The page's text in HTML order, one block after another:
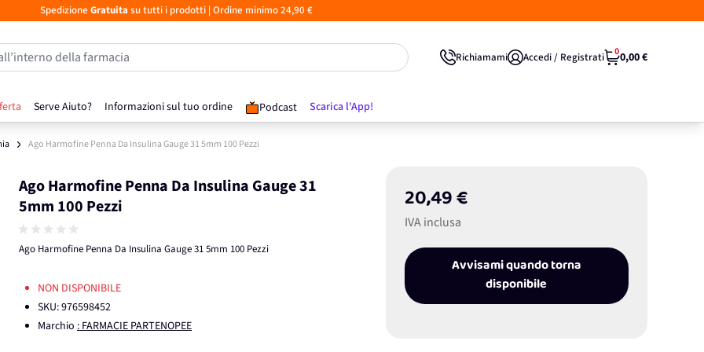
Spedizione Gratuita su tutti i prodotti| Ordine minimo 24,90 €
Serve Aiuto? Informazioni sul tuo ordine Podcast Scarica l'App!
della farmacia Richiamami Accedi / Registrati 00,00 €
Ago Harmofine Penna Da Insulina Gauge 31 5mm 100 Pezzi
Ago Harmofine Penna Da Insulina Gauge 31
5mm 100 Pezzi
Ago Harmofine Penna Da Insulina Gauge 31 5mm 100 Pezzi
20,49 €
IVA inclusa
Avvisami quando torna
disponibile
NON DISPONIBILE
SKU:976598452
Marchio : FARMACIE PARTENOPEE